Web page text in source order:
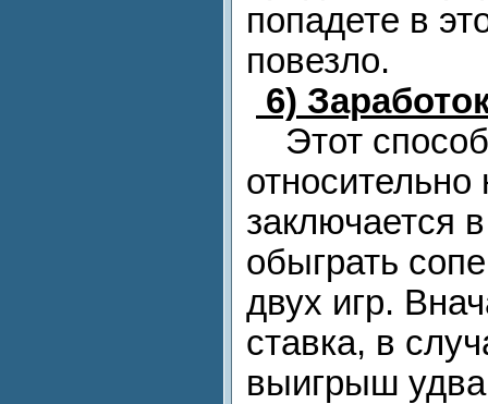
попадете в
повезло.
6)
Этот
относительно
заключается
обыграть
двух игр.
ставка, в
выигрыш